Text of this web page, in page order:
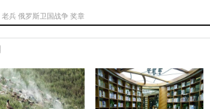
老兵 俄罗斯卫国战争 奖章